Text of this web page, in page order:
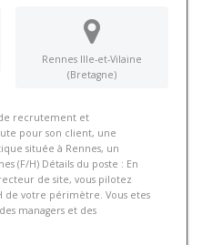
Rennes Ille-et-Vilaine
(Bretagne)
recrutement et
pour son client, une
située à Rennes, un
(F/H) Détails du poste : En
de site, vous pilotez
de votre périmètre. Vous etes
managers et des